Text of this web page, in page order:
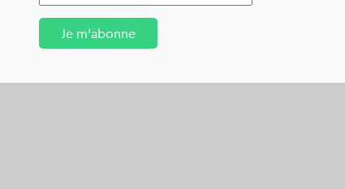
Je m'abonne